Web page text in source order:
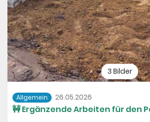
3 Bilder
Allgemein 26.05.2026
🚧 Ergänzende Arbeiten für den